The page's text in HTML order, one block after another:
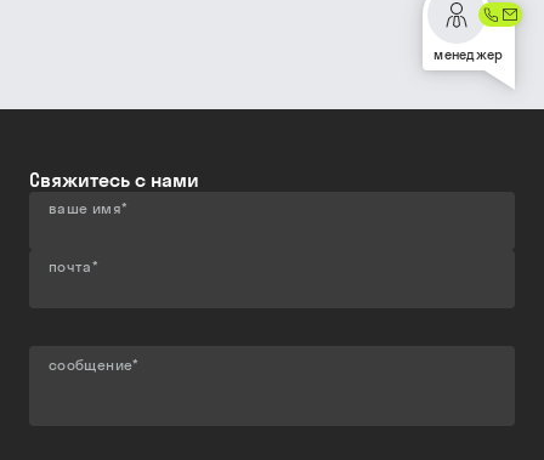
менеджер
Свяжитесь с нами
ваше имя*
почта*
сообщение*